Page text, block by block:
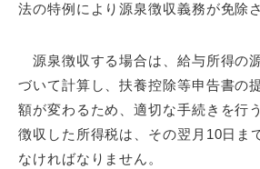
法の特例により源泉徴収義務が免除
源泉徴収する場合は、給与所得の
づいて計算し、扶養控除等申告書の
額が変わるため、適切な手続きを行
徴収した所得税は、その翌月10日ま
なければなりません。